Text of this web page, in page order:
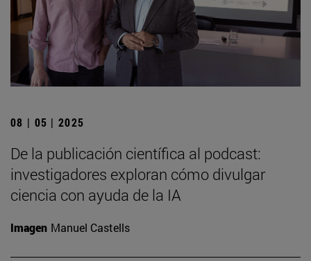
08 | 05 | 2025
De la publicación científica al podcast:
investigadores exploran cómo divulgar
ciencia con ayuda de la IA
Imagen Manuel Castells